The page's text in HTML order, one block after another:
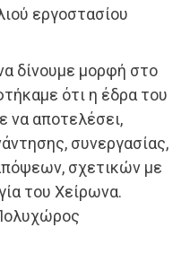
εργοστασίου
δίνουμε μορφή στο
ότι η έδρα του
να αποτελέσει,
συνεργασίας,
σχετικών με
του Χείρωνα.